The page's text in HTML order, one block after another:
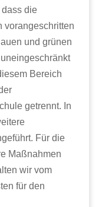
die
vorangeschritten
und grünen
Bereich
getrennt. In
Für die
Maßnahmen
wir vom
für den